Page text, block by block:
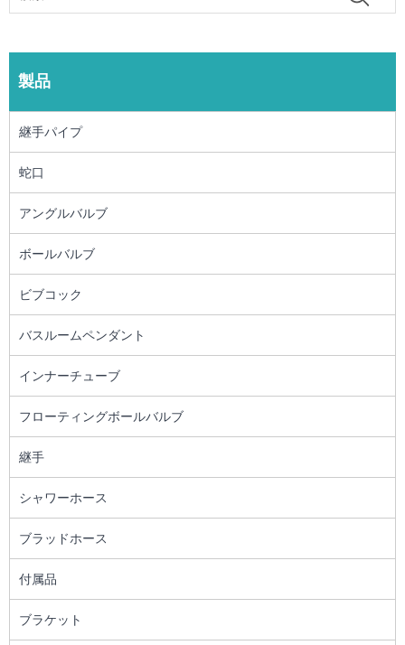
製品
継手パイプ
蛇口
アングルバルブ
ボールバルブ
ビブコック
バスルームペンダント
インナーチューブ
フローティングボールバルブ
継手
シャワーホース
ブラッドホース
付属品
ブラケット